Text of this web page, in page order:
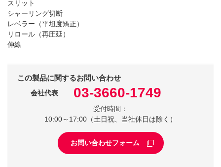
スリット
シャーリング切断
レベラー（平坦度矯正）
リロール（再圧延）
伸線
この製品に関するお問い合わせ
会社代表 03-3660-1749
受付時間：
10:00～17:00（土日祝、当社休日は除く）
お問い合わせフォーム